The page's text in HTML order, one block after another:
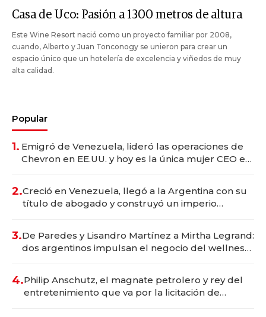
Casa de Uco: Pasión a 1300 metros de altura
Este Wine Resort nació como un proyecto familiar por 2008,
cuando, Alberto y Juan Tonconogy se unieron para crear un
espacio único que un hotelería de excelencia y viñedos de muy
alta calidad.
Popular
1. Emigró de Venezuela, lideró las operaciones de
Chevron en EE.UU. y hoy es la única mujer CEO en
2.Creció en Venezuela, llegó a la Argentina con su
título de abogado y construyó un imperio
3.De Paredes y Lisandro Martínez a Mirtha Legrand:
dos argentinos impulsan el negocio del wellness
4.Philip Anschutz, el magnate petrolero y rey del
entretenimiento que va por la licitación de